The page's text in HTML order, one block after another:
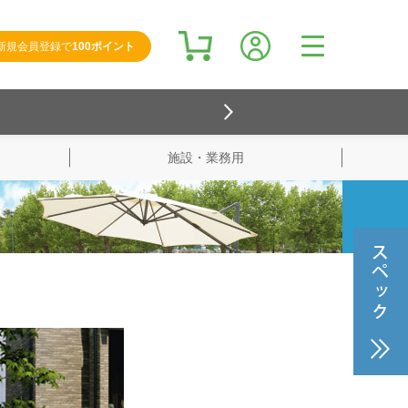
規会員登録で100ポイント
検索
施設・業務用